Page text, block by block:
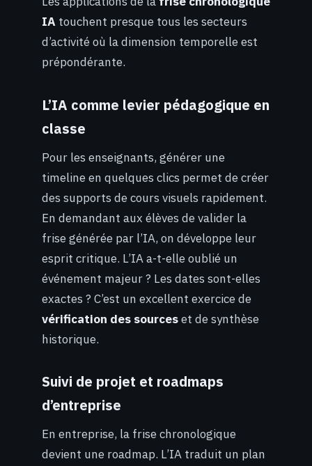
IA touchent presque tous les secteurs
d’activité où la dimension temporelle est
prépondérante.
L’IA comme levier pédagogique en
classe
Pour les enseignants, générer une
timeline en quelques clics permet de créer
des supports de cours visuels rapidement.
En demandant aux élèves de valider la
frise générée par l’IA, on développe leur
esprit critique. L’IA a-t-elle oublié un
événement majeur ? Les dates sont-elles
exactes ? C’est un excellent exercice de
vérification des sourceset de synthèse
historique.
Suivi de projet et roadmaps
d’entreprise
En entreprise, la frise chronologique
devient une roadmap. L’IA traduit un plan